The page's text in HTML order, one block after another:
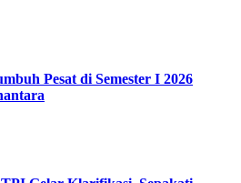
Pesat di Semester I 2026